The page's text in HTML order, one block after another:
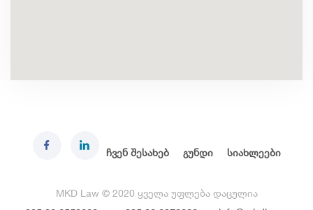
ჩვენ შესახებ გუნდი სიახლეები
MKD Law © 2020 ყველა უფლება დაცულია